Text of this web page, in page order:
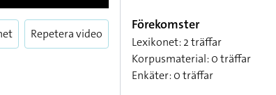
Förekomster
Lexikonet: 2 träffar
Korpusmaterial: 0 träffar
Enkäter: 0 träffar